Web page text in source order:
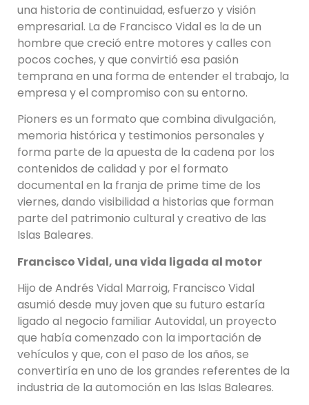
una historia de continuidad, esfuerzo y visión
empresarial. La de Francisco Vidal es la de un
hombre que creció entre motores y calles con
pocos coches, y que convirtió esa pasión
temprana en una forma de entender el trabajo, la
empresa y el compromiso con su entorno.
Pioners es un formato que combina divulgación,
memoria histórica y testimonios personales y
forma parte de la apuesta de la cadena por los
contenidos de calidad y por el formato
documental en la franja de prime time de los
viernes, dando visibilidad a historias que forman
parte del patrimonio cultural y creativo de las
Islas Baleares.
Francisco Vidal, una vida ligada al motor
Hijo de Andrés Vidal Marroig, Francisco Vidal
asumió desde muy joven que su futuro estaría
ligado al negocio familiar Autovidal, un proyecto
que había comenzado con la importación de
vehículos y que, con el paso de los años, se
convertiría en uno de los grandes referentes de la
industria de la automoción en las Islas Baleares.